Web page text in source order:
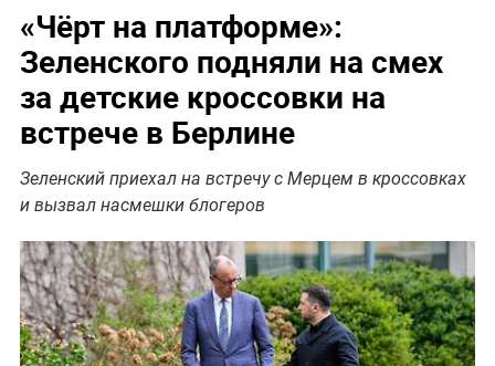
«Чёрт на платформе»:
Зеленского подняли на смех
за детские кроссовки на
встрече в Берлине
Зеленский приехал на встречу с Мерцем в кроссовках
и вызвал насмешки блогеров